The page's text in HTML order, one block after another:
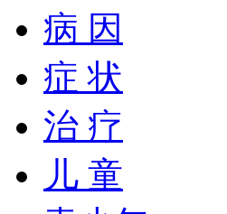
病 因
症 状
治 疗
儿 童